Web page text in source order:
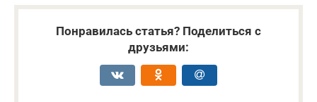
Понравилась статья? Поделиться с
друзьями: